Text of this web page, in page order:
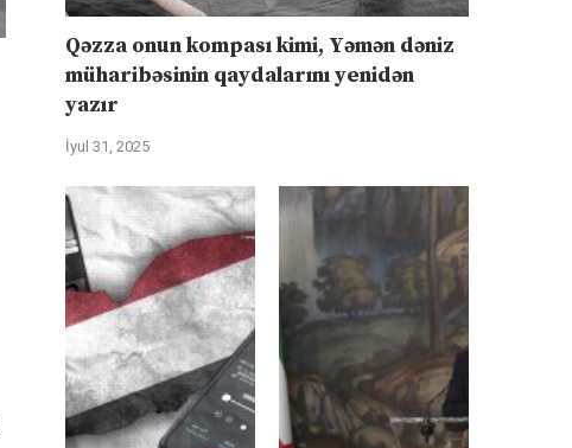
Qəzza onun kompası kimi, Yəmən dəniz
müharibəsinin qaydalarını yenidən
yazır
İyul 31, 2025